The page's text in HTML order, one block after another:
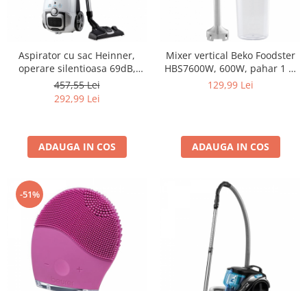
Aspirator cu sac Heinner,
operare silentioasa 69dB,
filtru HEPA 12, perie ECO,
putere 700W, putere de
absorbtie 150W, sac textil 3L,
457,55 Lei
292,99 Lei
ADAUGA IN COS
Mixer vertical Beko Foodster
HBS7600W, 600W, pahar 1 L,
functie Turbo, maner
129,99 Lei
ADAUGA IN COS
-51%